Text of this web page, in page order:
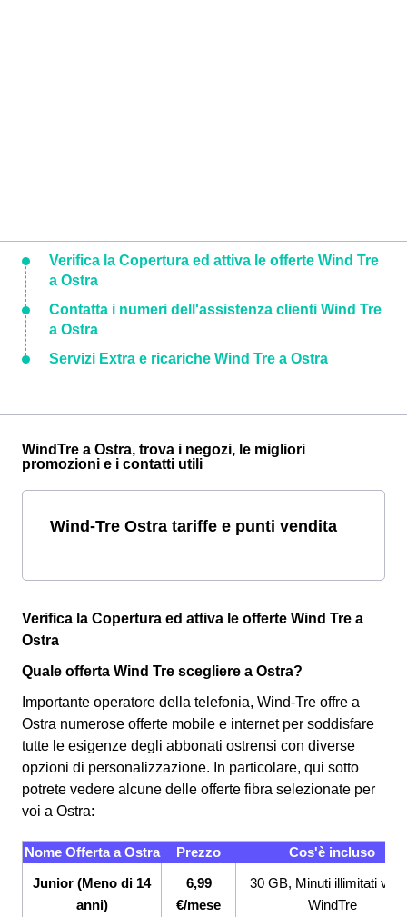
Verifica la Copertura ed attiva le offerte Wind Tre
a Ostra
Contatta i numeri dell'assistenza clienti Wind Tre
a Ostra
Servizi Extra e ricariche Wind Tre a Ostra
WindTre a Ostra, trova i negozi, le migliori
promozioni e i contatti utili
Wind-Tre Ostra tariffe e punti vendita
Verifica la Copertura ed attiva le offerte Wind Tre a
Ostra
Quale offerta Wind Tre scegliere a Ostra?
Importante operatore della telefonia, Wind-Tre offre a
Ostra numerose offerte mobile e internet per soddisfare
tutte le esigenze degli abbonati ostrensi con diverse
opzioni di personalizzazione. In particolare, qui sotto
potrete vedere alcune delle offerte fibra selezionate per
voi a Ostra:
Nome Offerta a Ostra Prezzo
Cos'è incluso
Junior (Meno di 14
anni)
6,99
€/mese
30 GB, Minuti illimitati
WindTre